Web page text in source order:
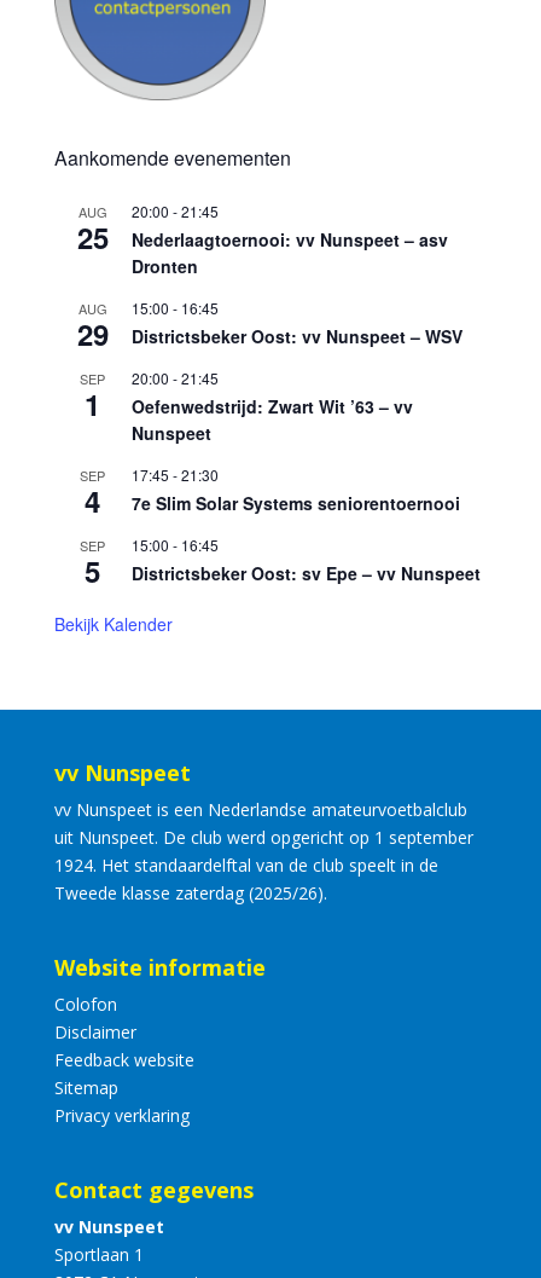
Aankomende evenementen
AUG
25
20:00 -21:45
Nederlaagtoernooi: vv Nunspeet – asv
Dronten
AUG
29
15:00 - 16:45
Districtsbeker Oost: vv Nunspeet – WSV
SEP
1
20:00 -21:45
Oefenwedstrijd: Zwart Wit ’63 – vv
Nunspeet
SEP
4
17:45 -21:30
7e Slim Solar Systems seniorentoernooi
SEP
5
15:00 - 16:45
Districtsbeker Oost: sv Epe – vv Nunspeet
Bekijk Kalender
vv Nunspeet
vv Nunspeet is een Nederlandse amateurvoetbalclub
uit Nunspeet. De club werd opgericht op 1 september
1924. Het standaardelftal van de club speelt in de
Tweede klasse zaterdag (2025/26).
Website informatie
Colofon
Disclaimer
Feedback website
Sitemap
Privacy verklaring
Contact gegevens
vv Nunspeet
Sportlaan 1